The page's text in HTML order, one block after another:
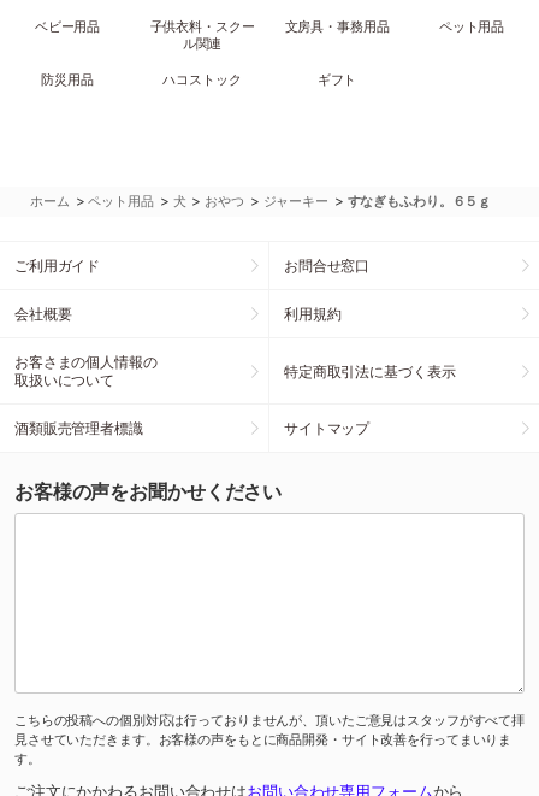
ベビー用品
子供衣料・スクー
ル関連
文房具・事務用品 ペット用品
防災用品 ハコストック ギフト
ホーム >ペット用品 > 犬 > おやつ > ジャーキー > すなぎもふわり。６５ｇ
ご利用ガイド お問合せ窓口
会社概要 利用規約
お客さまの個人情報の
取扱いについて
特定商取引法に基づく表示
酒類販売管理者標識 サイトマップ
お客様の声をお聞かせください
こちらの投稿への個別対応は行っておりませんが、頂いたご意見はスタッフがすべて拝
見させていただきます。お客様の声をもとに商品開発・サイト改善を行ってまいりま
す。
ご注文にかかわるお問い合わせはお問い合わせ専用フォームから